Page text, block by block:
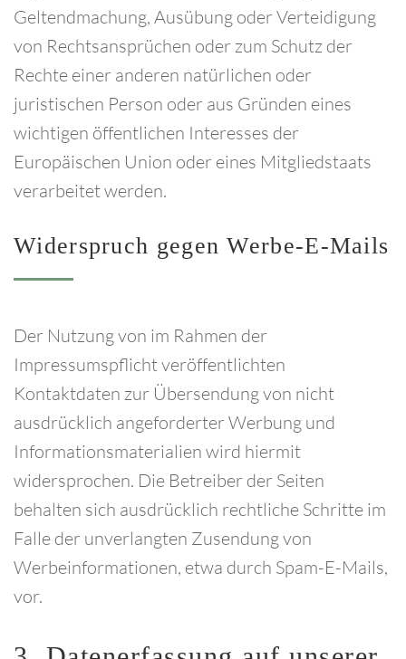
Geltendmachung, Ausübung oder Verteidigung
von Rechtsansprüchen oder zum Schutz der
Rechte einer anderen natürlichen oder
juristischen Person oder aus Gründen eines
wichtigen öffentlichen Interesses der
Europäischen Union oder eines Mitgliedstaats
verarbeitet werden.
Widerspruch gegen Werbe-E-Mails
Der Nutzung von im Rahmen der
Impressumspflicht veröffentlichten
Kontaktdaten zur Übersendung von nicht
ausdrücklich angeforderter Werbung und
Informationsmaterialien wird hiermit
widersprochen. Die Betreiber der Seiten
behalten sich ausdrücklich rechtliche Schritte im
Falle der unverlangten Zusendung von
Werbeinformationen, etwa durch Spam-E-Mails,
vor.